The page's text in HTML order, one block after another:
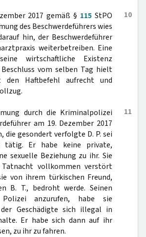
10
2017 gemäß § 115 StPO
des Beschwerdeführers wies
hin, der Beschwerdeführer
weiterbetreiben. Eine
wirtschaftliche Existenz
vom selben Tag hielt
den Haftbefehl aufrecht und
11
durch die Kriminalpolizei
am 19. Dezember 2017
die gesondert verfolgte D. P. sei
tätig. Er habe keine private,
sexuelle Beziehung zu ihr. Sie
vollkommen verstört
von ihrem türkischen Freund,
B. T., bedroht werde. Seinen
anzurufen, habe sie
Geschädigte sich illegal in
Er habe sich dann auf ihr
zu ihr zu fahren.